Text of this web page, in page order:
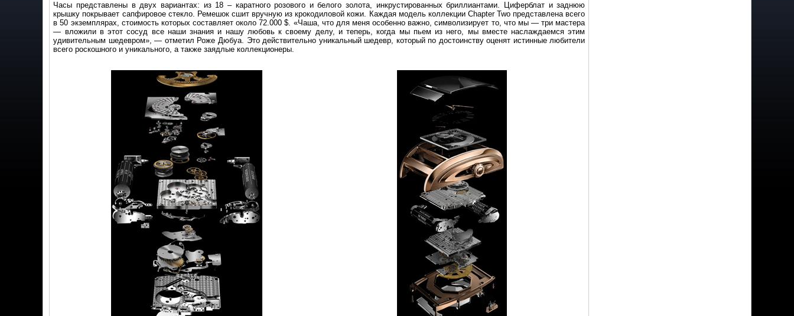
Часы представлены в двух вариантах: из 18 – каратного розового и белого золота, инкрустированных бриллиантами. Циферблат и заднюю
крышку покрывает сапфировое стекло. Ремешок сшит вручную из крокодиловой кожи. Каждая модель коллекции Chapter Two представлена всего
в 50 экземплярах, стоимость которых составляет около 72.000 $. «Чаша, что для меня особенно важно, символизирует то, что мы — три мастера
— вложили в этот сосуд все наши знания и нашу любовь к своему делу, и теперь, когда мы пьем из него, мы вместе наслаждаемся этим
удивительным шедевром», — отметил Роже Дюбуа. Это действительно уникальный шедевр, который по достоинству оценят истинные любители
всего роскошного и уникального, а также заядлые коллекционеры.